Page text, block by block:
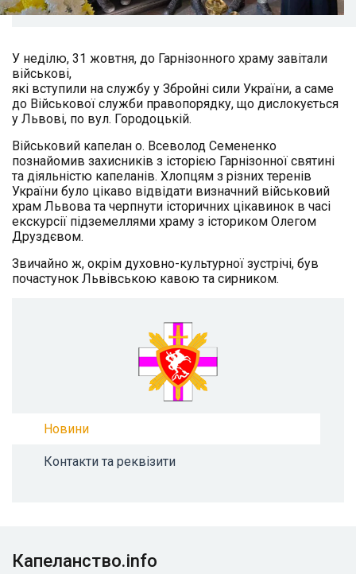
У неділю, 31 жовтня, до Гарнізонного храму завітали
військові,
які вступили на службу у Збройні сили України, а саме
до Військової служби правопорядку, що дислокується
у Львові, по вул. Городоцькій.
Військовий капелан о. Всеволод Семененко
познайомив захисників з історією Гарнізонної святині
та діяльністю капеланів. Хлопцям з різних теренів
України було цікаво відвідати визначний військовий
храм Львова та черпнути історичних цікавинок в часі
екскурсії підземеллями храму з істориком Олегом
Друздєвом.
Звичайно ж, окрім духовно-культурної зустрічі, був
почастунок Львівською кавою та сирником.
Новини
Контакти та реквізити
Капеланство.info